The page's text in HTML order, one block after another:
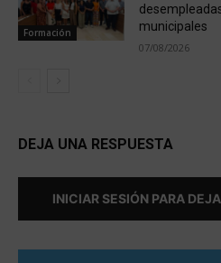
Formación
municipales
07/08/2026
DEJA UNA RESPUESTA
INICIAR SESIÓN PARA